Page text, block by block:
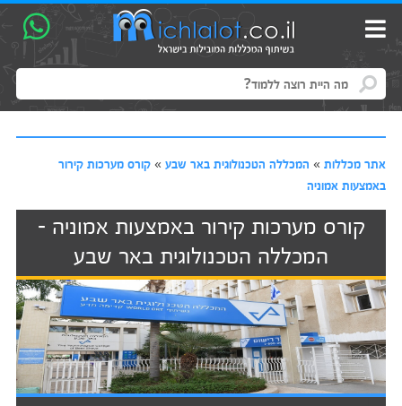
אתר מכללות» המכללה הטכנולוגית באר שבע» קורס מערכות קירור
באמצעות אמוניה
קורס מערכות קירור באמצעות אמוניה -
המכללה הטכנולוגית באר שבע